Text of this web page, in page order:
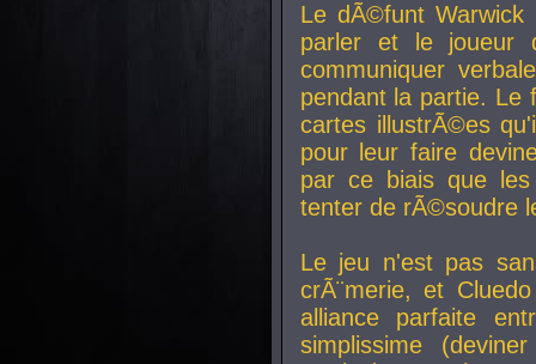
Le dÃ©funt Warwick
parler et le joueur
communiquer
pendant la partie. Le
cartes illustrÃ©es
pour leur faire
par ce biais que
tenter de rÃ©soudre
Le jeu n'est pas
crÃ¨merie, et
alliance parfaite
simplissime